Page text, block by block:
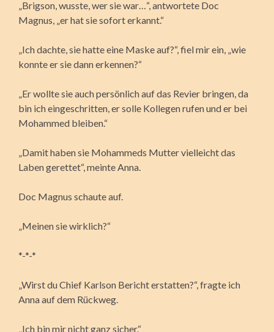
„Brigson, wusste, wer sie war…“, antwortete Doc
Magnus, „er hat sie sofort erkannt.“
„Ich dachte, sie hatte eine Maske auf?“, fiel mir ein, „wie
konnte er sie dann erkennen?“
„Er wollte sie auch persönlich auf das Revier bringen, da
bin ich eingeschritten, er solle Kollegen rufen und er bei
Mohammed bleiben.“
„Damit haben sie Mohammeds Mutter vielleicht das
Laben gerettet“, meinte Anna.
Doc Magnus schaute auf.
„Meinen sie wirklich?“
*-*-*
„Wirst du Chief Karlson Bericht erstatten?“, fragte ich
Anna auf dem Rückweg.
„Ich bin mir nicht ganz sicher.“